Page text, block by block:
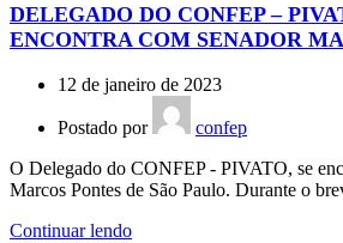
DELEGADO DO CONFEP –
ENCONTRA COM SENADOR
12 de janeiro de 2023
Postado por
confep
O Delegado do CONFEP - PIVATO, se
Marcos Pontes de São Paulo. Durante o
Continuar lendo